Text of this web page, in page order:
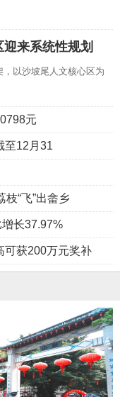
来系统性规划
以沙坡尾人文核心区为
元
至12月31
“飞”出畲乡
长37.97%
可获200万元奖补